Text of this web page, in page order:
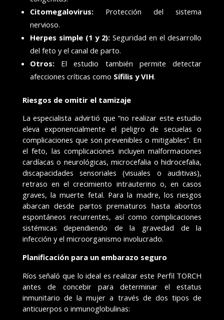
Citomegalovirus:Protección del sistema
nervioso.
Herpes simple (1 y 2):Seguridad en el desarrollo
del feto y el canal de parto.
Otros:El estudio también permite detectar
afecciones críticas como Sífilis y VIH.
Riesgos de omitir el tamizaje
La especialista advirtió que “no realizar este estudio
eleva exponencialmente el peligro de secuelas o
complicaciones que son prevenibles o mitigables”. En
el feto, las complicaciones incluyen malformaciones
cardíacas o neurológicas, microcefalia o hidrocefalia,
discapacidades sensoriales (visuales o auditivas),
retraso en el crecimiento intrauterino o, en casos
graves, la muerte fetal. Para la madre, los riesgos
abarcan desde partos prematuros hasta abortos
espontáneos recurrentes, así como complicaciones
sistémicas dependiendo de la gravedad de la
infección y el microorganismo involucrado.
Planificación para un embarazo seguro
Ríos señaló que lo ideal es realizar este Perfil TORCH
antes de concebir para determinar el estatus
inmunitario de la mujer a través de dos tipos de
anticuerpos o inmunoglobulinas: